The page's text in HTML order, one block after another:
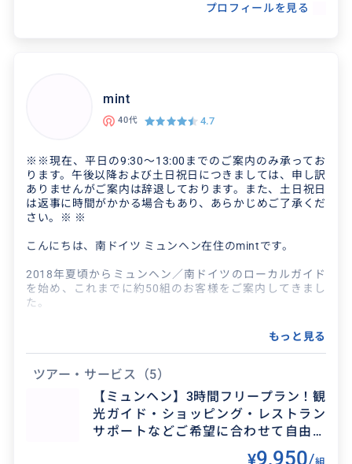
趣味は語学習得（オランダ語、中国語、スペイン語、フラ
所を変えながら、日本人従業員１人という状況下で多国籍
の上司や同僚と生活する中で培った異文化コミュニケーシ
時に活かしています。
日本をより理解してきたのも、海外生活が始まってから。
より日本を知るためにももう少し海外で生活し、お会い出
来た際には私の視点で見る日本や現地での日本ではありえ
ます。
47カ国訪問（ヨルダン、モロッコ、アイスランド、チリ、
ウルグアイ、ニュージーランド、カンボジア、ポルトガル
など）。21カ国でホームステイやホームビジット、15ヶ
けば51カ国。米国、英国、アルゼンチンで語学留学兼ホ
ームステイをした亊から学んだ体験談も共有できます。
宜しくお願いします。
プロフィールを見る
mint
40代 4.7
※※現在、平日の9:30〜13:00までのご案内のみ承ってお
ります。午後以降および土日祝日につきましては、申し訳
ありませんがご案内は辞退しております。また、土日祝日
は返事に時間がかかる場合もあり、あらかじめご了承くだ
さい。※ ※
こんにちは、南ドイツ ミュンヘン在住のmintです。
2018年夏頃からミュンヘン／南ドイツのローカルガイド
を始め、これまでに約50組のお客様をご案内してきまし
た。
ガイドブックには載っていない穴場スポットや、地元民行
きつけのレストランなど、思い出に残る旅のお手伝いをい
ミュンヘンはビールの街🍺私自身、ビールが大好きなの
で、醸造所巡りやオクトーバーフェストのご案内も承りま
もっと見る
ツアー・サービス （5）
【ミュンヘン】3時間フリープラン！観
光ガイド・ショッピング・レストラン
サポートなどご希望に合わせて自由に
¥9,950/